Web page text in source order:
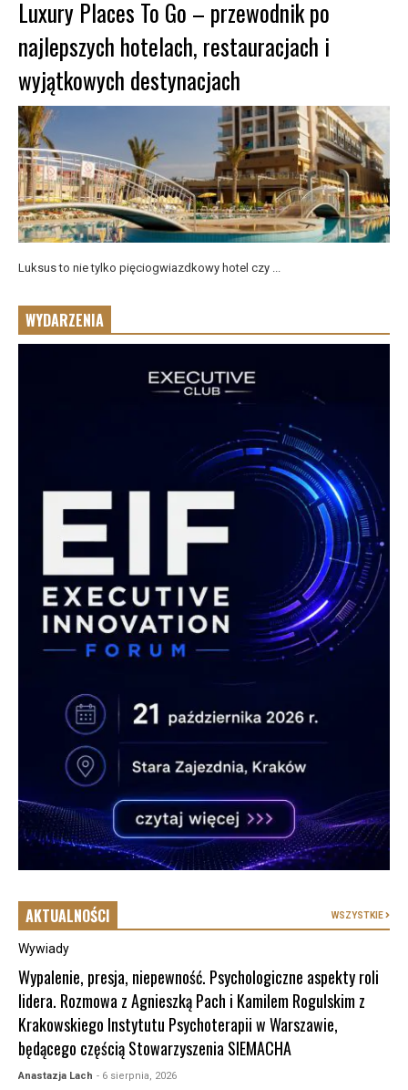
Luxury Places To Go – przewodnik po
najlepszych hotelach, restauracjach i
wyjątkowych destynacjach
Luksus to nie tylko pięciogwiazdkowy hotel czy ...
WYDARZENIA
AKTUALNOŚCI WSZYSTKIE
Wywiady
Wypalenie, presja, niepewność. Psychologiczne aspekty roli
lidera. Rozmowa z Agnieszką Pach i Kamilem Rogulskim z
Krakowskiego Instytutu Psychoterapii w Warszawie,
będącego częścią Stowarzyszenia SIEMACHA
Anastazja Lach - 6 sierpnia, 2026